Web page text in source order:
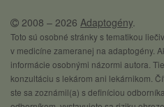
2008 – 2026 Adaptogény.
Toto sú osobné stránky s tematikou
v medicíne zameranej na adaptogény.
informácie osobnými názormi autora.
konzultáciu s lekárom ani lekárnikom.
ste sa zoznámil(a) s definíciou